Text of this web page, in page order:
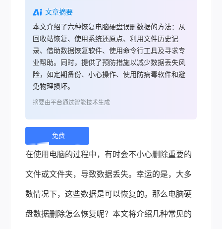
文章摘要
本文介绍了六种恢复电脑硬盘误删数据的方法：从
回收站恢复、使用系统还原点、利用文件历史记
录、借助数据恢复软件、使用命令行工具及寻求专
业帮助。同时，提供了预防措施以减少数据丢失风
险，如定期备份、小心操作、使用防病毒软件和避
免物理损坏。
摘要由平台通过智能技术生成
免费
下
载 |
在使用电脑的过程中，有时会不小心删除重要的
文件或文件夹，导致数据丢失。幸运的是，大多
数情况下，这些数据是可以恢复的。那么电脑硬
盘数据删除怎么恢复呢？本文将介绍几种常见的